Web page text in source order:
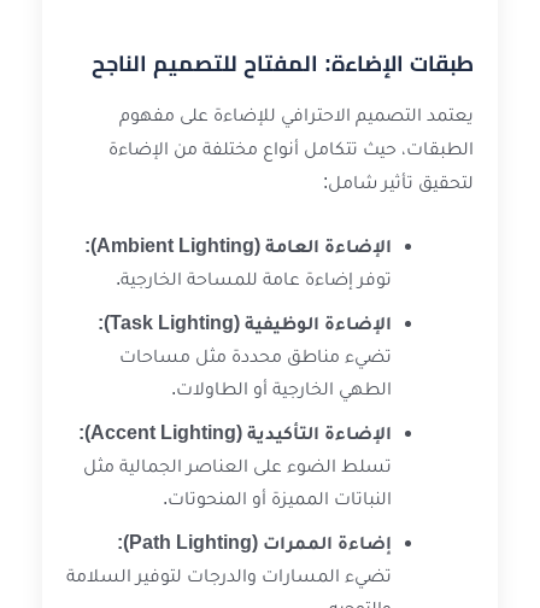
طبقات الإضاءة: المفتاح للتصميم الناجح
يعتمد التصميم الاحترافي للإضاءة على مفهوم
الطبقات، حيث تتكامل أنواع مختلفة من الإضاءة
لتحقيق تأثير شامل:
الإضاءة العامة (Ambient Lighting):
توفر إضاءة عامة للمساحة الخارجية.
الإضاءة الوظيفية (Task Lighting):
تضيء مناطق محددة مثل مساحات
الطهي الخارجية أو الطاولات.
الإضاءة التأكيدية (Accent Lighting):
تسلط الضوء على العناصر الجمالية مثل
النباتات المميزة أو المنحوتات.
إضاءة الممرات (Path Lighting):
تضيء المسارات والدرجات لتوفير السلامة